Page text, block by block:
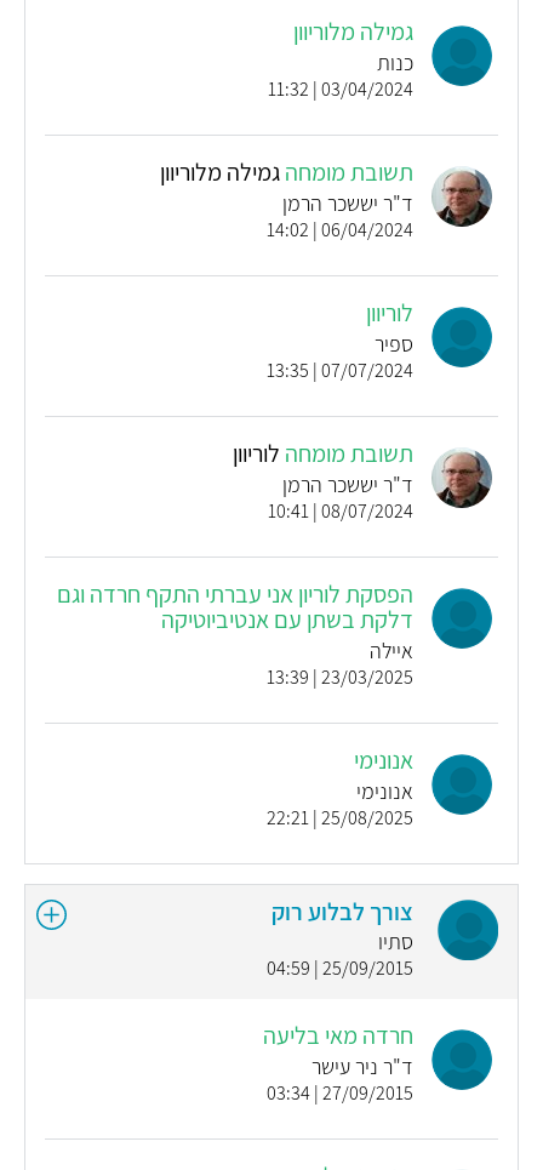
גמילה מלוריוון
כנות
03/04/2024 | 11:32
תשובת מומחהגמילה מלוריוון
ד"ר יששכר הרמן
06/04/2024 | 14:02
לוריוון
ספיר
07/07/2024 | 13:35
תשובת מומחה לוריוון
ד"ר יששכר הרמן
08/07/2024 | 10:41
הפסקת לוריון אני עברתי התקף חרדה וגם
דלקת בשתן עם אנטיביוטיקה
איילה
23/03/2025 | 13:39
אנונימי
אנונימי
25/08/2025 | 22:21
צורך לבלוע רוק
סתיו
25/09/2015 | 04:59
חרדה מאי בליעה
ד"ר ניר עישר
27/09/2015 | 03:34